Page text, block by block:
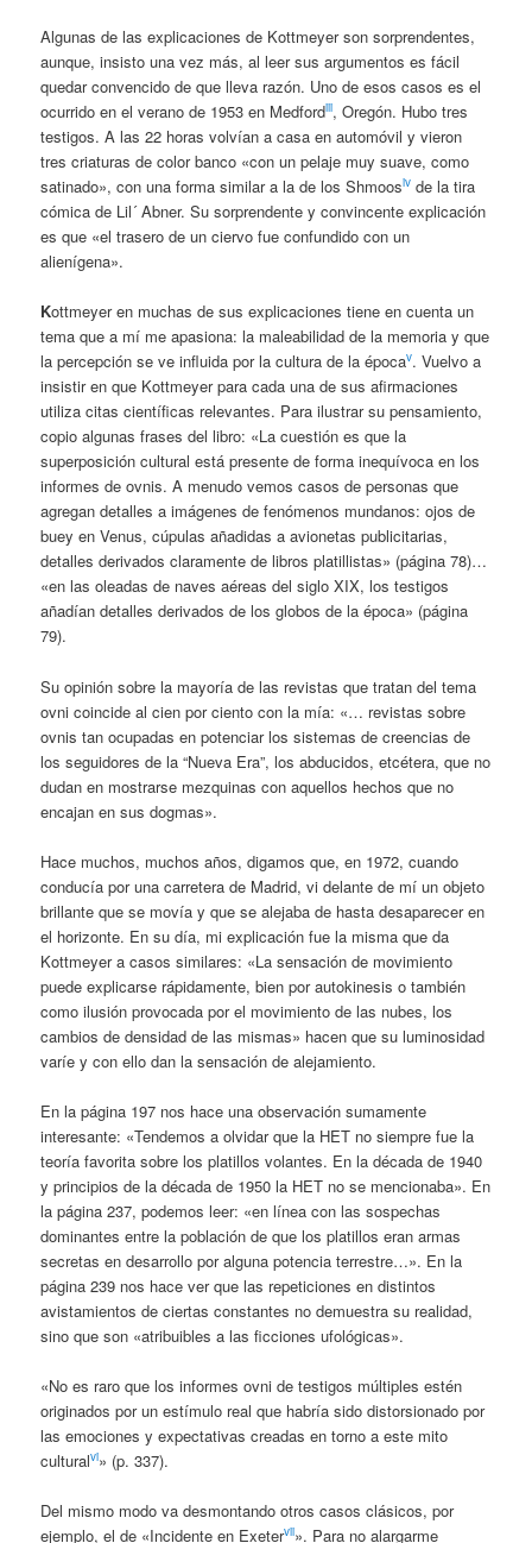
Algunas de las explicaciones de Kottmeyer son sorprendentes,
aunque, insisto una vez más, al leer sus argumentos es fácil
quedar convencido de que lleva razón. Uno de esos casos es el
ocurrido en el verano de 1953 en Medfordiii, Oregón. Hubo tres
testigos. A las 22 horas volvían a casa en automóvil y vieron
tres criaturas de color banco «con un pelaje muy suave, como
satinado», con una forma similar a la de los Shmoosiv de la tira
cómica de Lil´ Abner. Su sorprendente y convincente explicación
es que «el trasero de un ciervo fue confundido con un
alienígena».
Kottmeyer en muchas de sus explicaciones tiene en cuenta un
tema que a mí me apasiona: la maleabilidad de la memoria y que
la percepción se ve influida por la cultura de la épocav. Vuelvo a
insistir en que Kottmeyer para cada una de sus afirmaciones
utiliza citas científicas relevantes. Para ilustrar su pensamiento,
copio algunas frases del libro: «La cuestión es que la
superposición cultural está presente de forma inequívoca en los
informes de ovnis. A menudo vemos casos de personas que
agregan detalles a imágenes de fenómenos mundanos: ojos de
buey en Venus, cúpulas añadidas a avionetas publicitarias,
detalles derivados claramente de libros platillistas» (página 78)…
«en las oleadas de naves aéreas del siglo XIX, los testigos
añadían detalles derivados de los globos de la época» (página
79).
Su opinión sobre la mayoría de las revistas que tratan del tema
ovni coincide al cien por ciento con la mía: «… revistas sobre
ovnis tan ocupadas en potenciar los sistemas de creencias de
los seguidores de la “Nueva Era”, los abducidos, etcétera, que no
dudan en mostrarse mezquinas con aquellos hechos que no
encajan en sus dogmas».
Hace muchos, muchos años, digamos que, en 1972, cuando
conducía por una carretera de Madrid, vi delante de mí un objeto
brillante que se movía y que se alejaba de hasta desaparecer en
el horizonte. En su día, mi explicación fue la misma que da
Kottmeyer a casos similares: «La sensación de movimiento
puede explicarse rápidamente, bien por autokinesis o también
como ilusión provocada por el movimiento de las nubes, los
cambios de densidad de las mismas» hacen que su luminosidad
varíe y con ello dan la sensación de alejamiento.
En la página 197 nos hace una observación sumamente
interesante: «Tendemos a olvidar que la HET no siempre fue la
teoría favorita sobre los platillos volantes. En la década de 1940
y principios de la década de 1950 la HET no se mencionaba». En
la página 237, podemos leer: «en línea con las sospechas
dominantes entre la población de que los platillos eran armas
secretas en desarrollo por alguna potencia terrestre…». En la
página 239 nos hace ver que las repeticiones en distintos
avistamientos de ciertas constantes no demuestra su realidad,
sino que son «atribuibles a las ficciones ufológicas».
«No es raro que los informes ovni de testigos múltiples estén
originados por un estímulo real que habría sido distorsionado por
las emociones y expectativas creadas en torno a este mito
culturalvi» (p. 337).
Del mismo modo va desmontando otros casos clásicos, por
ejemplo, el de «Incidente en Exetervii». Para no alargarme